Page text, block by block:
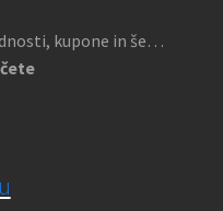
kupone in še…